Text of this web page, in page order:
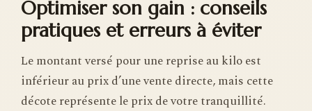
Optimiser son gain : conseils
pratiques et erreurs à éviter
Le montant versé pour une reprise au kilo est
inférieur au prix d’une vente directe, mais cette
décote représente le prix de votre tranquillité.